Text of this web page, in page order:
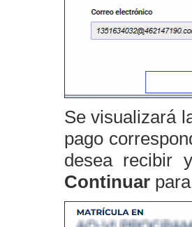
Se visualizará
pago
desea recibir
Continuar